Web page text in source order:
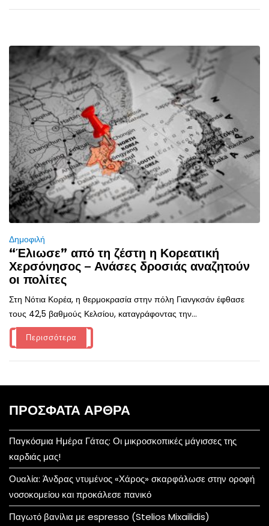
Δημοφιλή
“Έλιωσε” από τη ζέστη η Κορεατική
Χερσόνησος – Ανάσες δροσιάς αναζητούν
οι πολίτες
Στη Νότια Κορέα, η θερμοκρασία στην πόλη Γιανγκσάν έφθασε
τους 42,5 βαθμούς Κελσίου, καταγράφοντας την...
Περισσότερα
ΠΡΌΣΦΑΤΑ ΆΡΘΡΑ
Παγκόσμια Ημέρα Γάτας: Οι μικροσκοπικές μάγισσες της
καρδιάς μας!
Ουαλία: Άνδρας ντυμένος «Χάρος» σκαρφάλωσε στην οροφή
νοσοκομείου και προκάλεσε πανικό
Παγωτό βανίλια με espresso (Stelios Mixailidis)